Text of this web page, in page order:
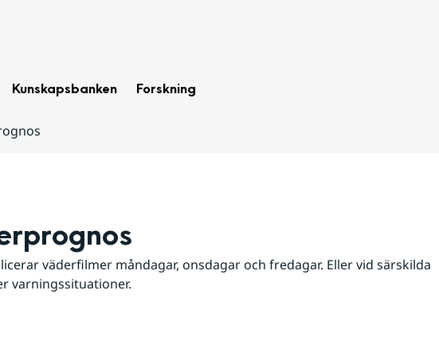
Kunskapsbanken Forskning
väderfilmer måndagar, onsdagar och fredagar. Eller vid särskilda
varningssituationer.